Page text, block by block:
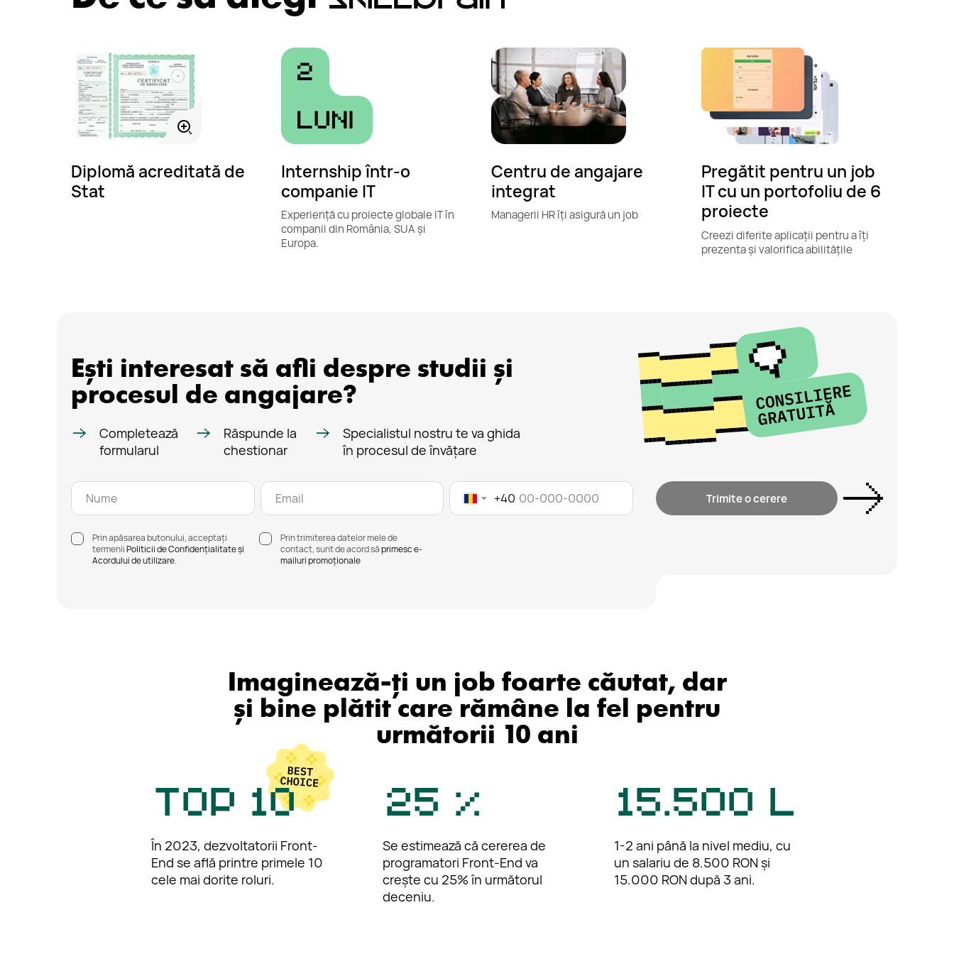
Centru de angajare
integrat
Managerii HR îți asigură un job
Pregătit pentru un job
IT cu un portofoliu de 6
proiecte
Creezi diferite aplicații pentru a îți
prezenta și valorifica abilitățile
Internship într-o
companie IT
Experiență cu proiecte globale IT în
companii din România, SUA și
Europa.
Diplomă acreditată de
Stat
Ești interesat să afli despre studii și
procesul de angajare?
Completează
formularul
Răspunde la
chestionar
Specialistul nostru te va ghida
în procesul de învățare
+40 Trimite o cerere
Prin apăsarea butonului, acceptați
termeniiPoliticii de Confidențialitate și
Acordului de utilizare.
Prin trimiterea datelor mele de
contact, sunt de acord săprimesc e-
mailuri promoționale
Imaginează-ți un job foarte căutat, dar
și bine plătit care rămâne la fel pentru
următorii 10 ani
Top 10
În 2023, dezvoltatorii Front-
End se află printre primele 10
cele mai dorite roluri.
25 %
Se estimează că cererea de
programatori Front-End va
crește cu 25% în următorul
deceniu.
15.500 L
1-2 ani până la nivel mediu, cu
un salariu de 8.500 RON și
15.000 RON după 3 ani.